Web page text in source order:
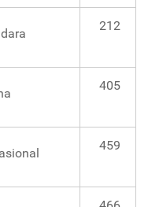
212
405
459